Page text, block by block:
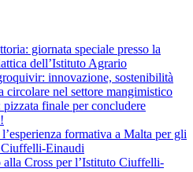
giornata speciale presso la
dell’Istituto Agrario
innovazione, sostenibilità
circolare nel settore mangimistico
finale per concludere
formativa a Malta per gli
Einaudi
alla Cross per l’Istituto Ciuffelli-